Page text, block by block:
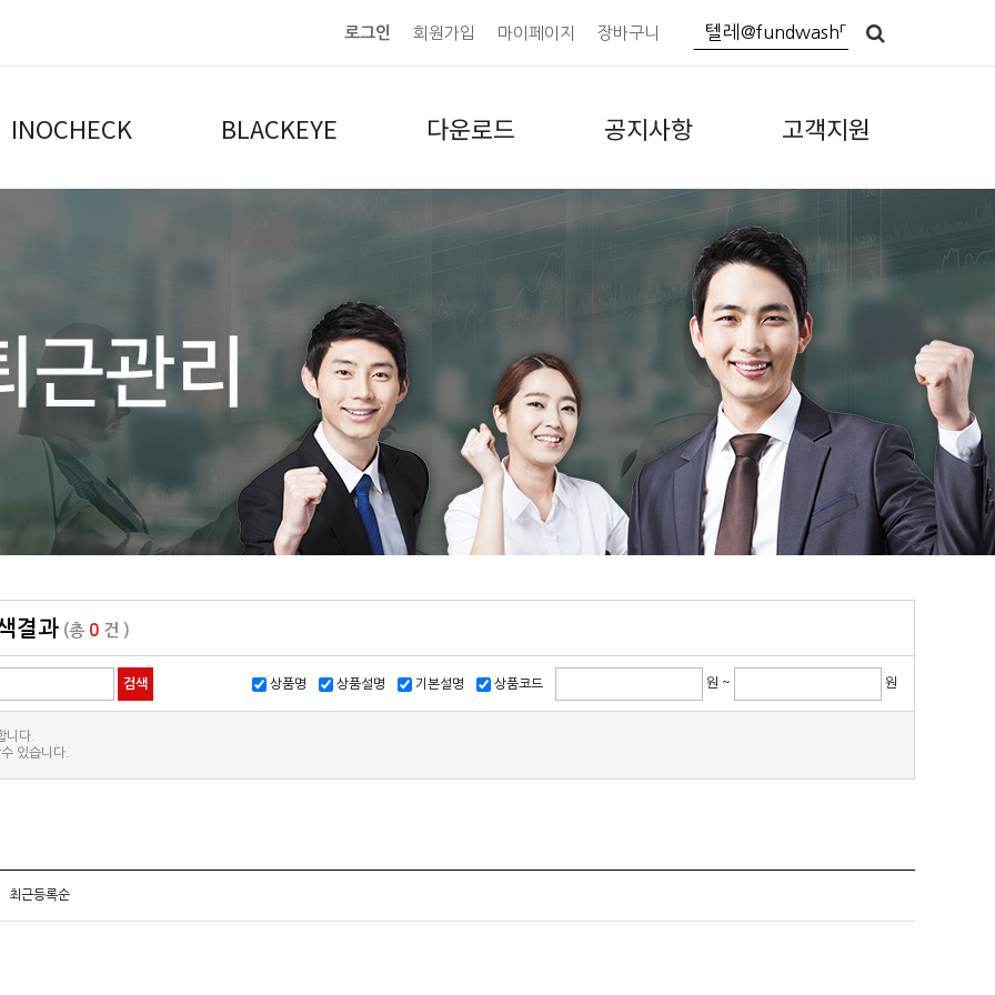
장바구니
마이페이지
회원가입
로그인
INOCHECK BLACKEYE 다운로드 공지사항 고객지원
결과 (총 0 건 )
상품명 상품설명 기본설명 상품코드 원 ~ 원
니다.
있습니다.
최근등록순